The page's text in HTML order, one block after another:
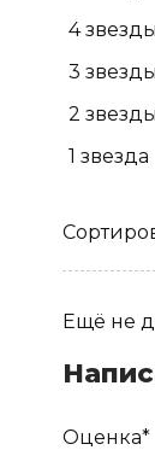
4 звезды
3 звезды
2 звезды
1 звезда
Ещё не
Оценка*